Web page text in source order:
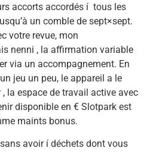
accorts accordés í tous les
un comble de sept×sept.
votre revue, mon
nenni , la affirmation variable
via un accompagnement. En
jeu un peu, le appareil a le
la espace de travail active avec
disponible en € Slotpark est
maints bonus.
avoir í déchets dont vous